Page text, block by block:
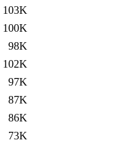
103K
100K
98K
102K
97K
87K
86K
73K